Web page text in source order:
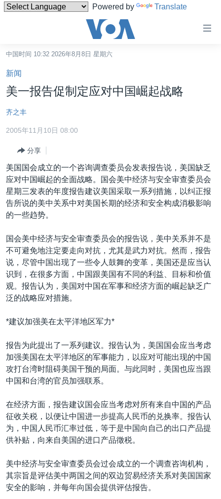
Powered by Translate
碍
链
接
跳
转
内
转
到
导
航
跳
检
索
台湾
港澳
国际
最新国际新闻
印太
中东
非洲
美洲
全球议题
分类新闻
经济·金融·贸易
人权·法律·宗教
军事
劳工
环境
美中关系
热点专题
国会报道
美中关系
美国建国250周年
埃博拉疫情
台海两岸关系
南中国海争端
关注西藏
关注新疆
GEN Z 看美国
VOA今日焦点
中文广播
关注我们
其他语言网站
中国时间 10:32 2026年8月8日 星期六
新闻
美一报告促制定应对中国崛起战略
齐之丰
2005年11月10日 08:00
分享
美国国会成立的一个咨询调查委员会发表报告说，美国缺乏
应对中国崛起的全面战略。国会美中经济与安全审查委员会
星期三发表的年度报告建议美国采取一系列措施，以纠正报
告所说的美中关系中对美国长期的经济和安全构成消极影响
的一些趋势。
国会美中经济与安全审查委员会的报告说，美中关系并不是
不可避免地注定要走向对抗，尤其是武力对抗。然而，报告
说，尽管中国出现了一些令人鼓舞的变革，美国还是应当认
识到，在很多方面，中国跟美国有不同的利益、目标和价值
观。报告认为，美国对中国在军事和经济方面的崛起缺乏广
泛的战略应对措施。
*建议加强美在太平洋地区军力*
报告为此提出了一系列建议。报告认为，美国国会应当考虑
加强美国在太平洋地区的军事能力，以应对可能出现的中国
攻打台湾时阻碍美国干预的局面。与此同时，美国也应当跟
中国和台湾的官员加强联系。
在经济方面，报告建议国会应当考虑对所有来自中国的产品
征收关税，以便让中国进一步提高人民币的兑换率。报告认
为，中国人民币汇率过低，等于是中国向自己的出口产品提
供补贴，向来自美国的进口产品徵税。
美中经济与安全审查委员会过会成立的一个调查咨询机构，
其宗旨是评估美中两国之间的双边贸易经济关系对美国国家
安全的影响，并每年向国会提供评估报告。